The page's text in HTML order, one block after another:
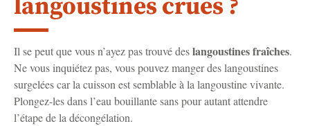
langoustines crues ?
Il se peut que vous n’ayez pas trouvé deslangoustines fraîches.
Ne vous inquiétez pas, vous pouvez manger des langoustines
surgelées car la cuisson est semblable à la langoustine vivante.
Plongez-les dans l’eau bouillante sans pour autant attendre
l’étape de la décongélation.